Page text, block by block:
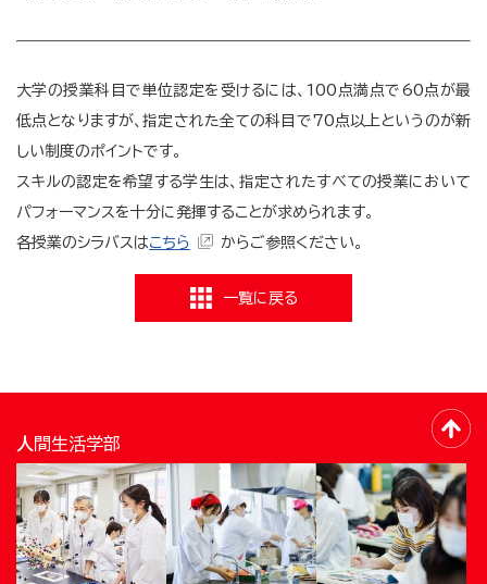
大学の授業科目で単位認定を受けるには、100点満点で60点が最
低点となりますが、指定された全ての科目で70点以上というのが新
しい制度のポイントです。
スキルの認定を希望する学生は、指定されたすべての授業において
パフォーマンスを十分に発揮することが求められます。
各授業のシラバスはこちら からご参照ください。
一覧に戻る
人間生活学部